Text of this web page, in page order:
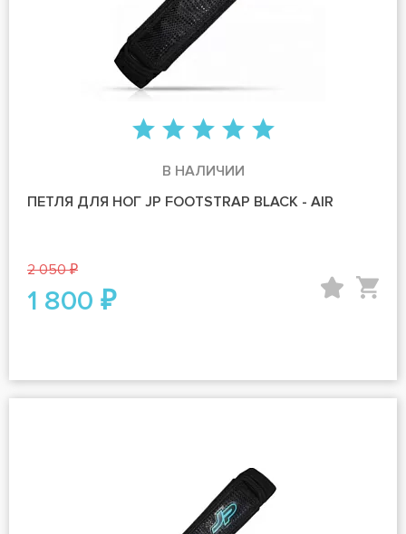
В НАЛИЧИИ
ПЕТЛЯ ДЛЯ НОГ JP FOOTSTRAP BLACK - AIR
2 050 ₽
1 800 ₽